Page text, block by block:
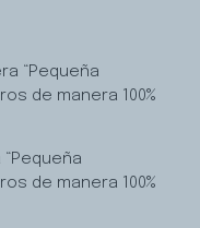
de manera 100%